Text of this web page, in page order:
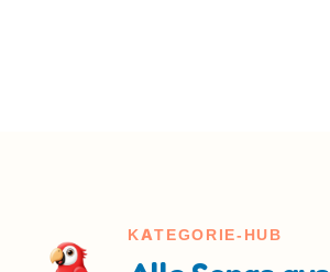
KATEGORIE-HUB